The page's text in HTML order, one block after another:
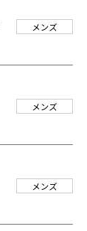
メンズ
メンズ
メンズ